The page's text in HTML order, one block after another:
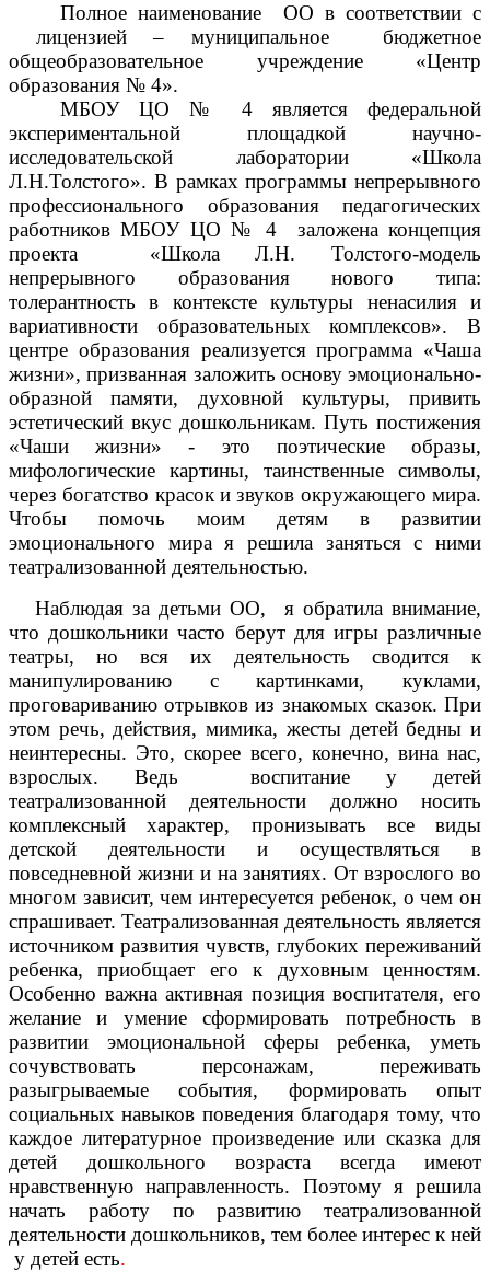
Полное наименование ОО в соответствии с
лицензией –
муниципальное бюджетное
общеобразовательное учреждение «Центр
образования № 4».
МБОУ ЦО № 4 является федеральной
экспериментальной площадкой научно-
исследовательской лаборатории «Школа
Л.Н.Толстого». В рамках программы непрерывного
профессионального образования педагогических
работников МБОУ ЦО № 4 заложена концепция
проекта «Школа Л.Н. Толстого-модель
непрерывного образования нового типа:
толерантность в контексте культуры ненасилия и
вариативности образовательных комплексов». В
центре образования реализуется программа «Чаша
жизни», призванная заложить основу эмоционально-
образной памяти, духовной культуры, привить
эстетический вкус дошкольникам. Путь постижения
«Чаши жизни» - это поэтические образы,
мифологические картины, таинственные символы,
через богатство красок и звуков окружающего мира.
Чтобы помочь моим детям в развитии
эмоционального мира я решила заняться с ними
театрализованной деятельностью.
Наблюдая за детьми ОО, я обратила внимание,
что дошкольники часто берут для игры различные
театры, но вся их деятельность сводится к
манипулированию с картинками, куклами,
проговариванию отрывков из знакомых сказок. При
этом речь, действия, мимика, жесты детей бедны и
неинтересны. Это, скорее всего, конечно, вина нас,
взрослых. Ведь воспитание у детей
театрализованной деятельности должно носить
комплексный характер, пронизывать все виды
детской деятельности и осуществляться в
повседневной жизни и на занятиях. От взрослого во
многом зависит, чем интересуется ребенок, о чем он
спрашивает. Театрализованная деятельность является
источником развития чувств, глубоких переживаний
ребенка, приобщает его к духовным ценностям.
Особенно важна активная позиция воспитателя, его
желание и умение сформировать потребность в
развитии эмоциональной сферы ребенка, уметь
сочувствовать персонажам, переживать
разыгрываемые события, формировать опыт
социальных навыков поведения благодаря тому, что
каждое литературное произведение или сказка для
детей дошкольного возраста всегда имеют
нравственную направленность. Поэтому я решила
начать работу по развитию театрализованной
деятельности дошкольников, тем более интерес к ней
у детей есть.